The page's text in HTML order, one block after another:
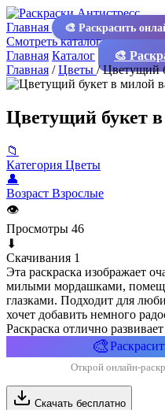
Главная 🎨 Раскрасить
Смотреть каталог
Главная Каталог 🎨
Главная /Цветы /Цветущий
Цветущий букет
📁
Категория Цветы
👤
Возраст Взрослые
👁
Просмотры 46
⬇
Скачивания 1
Эта раскраска изображает
милыми мордашками,
глазками. Подходит для
хочет добавить немного
Раскраска отлично
🎨
Открой онлайн-
Скачать бесплатно